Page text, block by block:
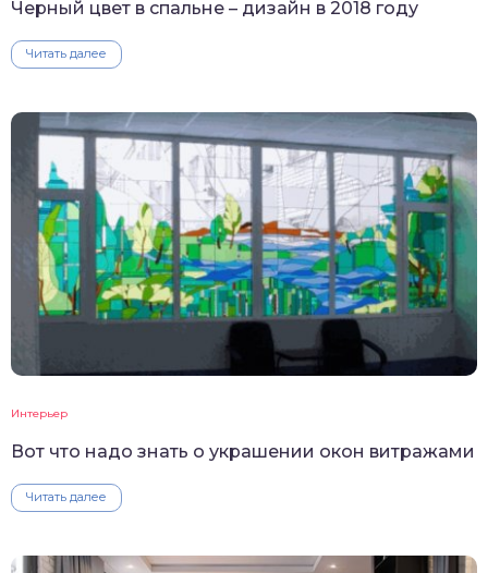
Черный цвет в спальне – дизайн в 2018 году
Читать далее
Интерьер
Вот что надо знать о украшении окон витражами
Читать далее